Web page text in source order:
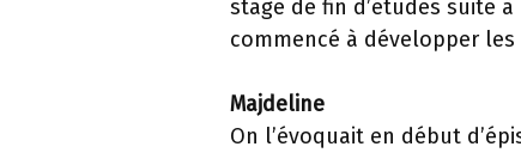
stage de fin d’études suite
commencé à développer
Majdeline
On l’évoquait en début